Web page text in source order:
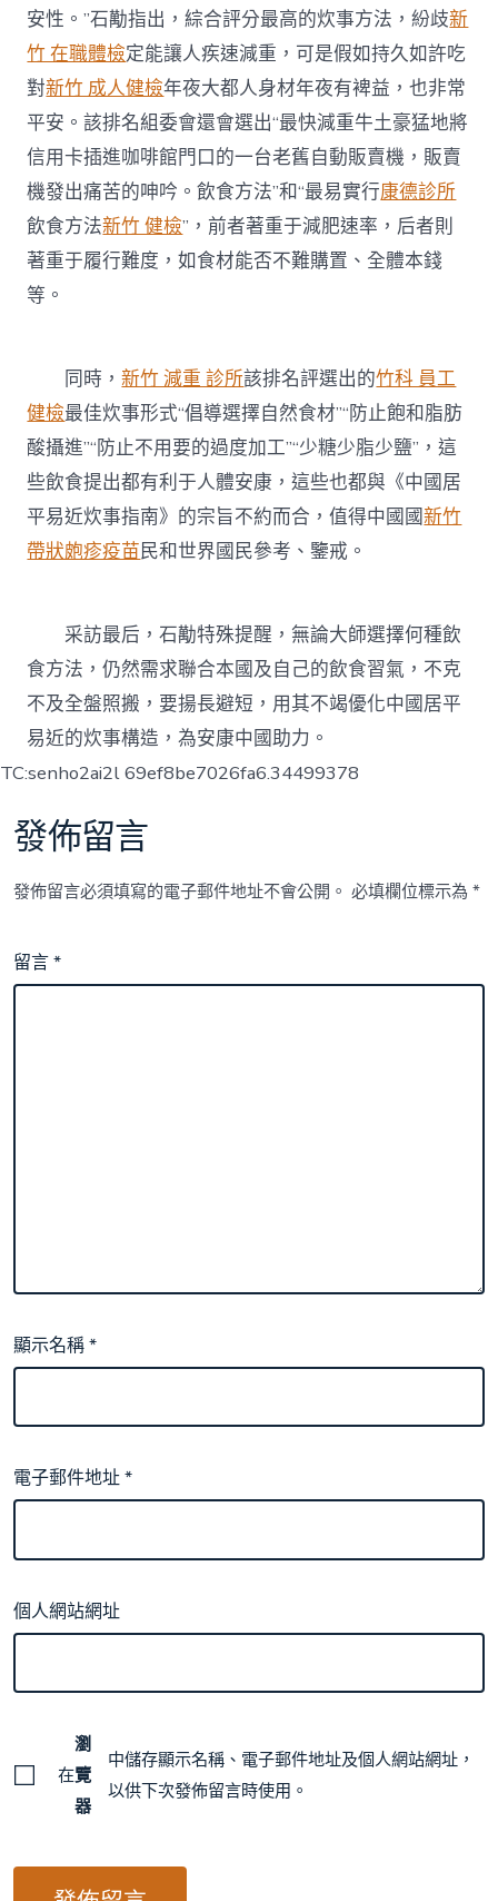
安性。”石勱指出，綜合評分最高的炊事方法，紛歧新
竹 在職體檢定能讓人疾速減重，可是假如持久如許吃
對新竹 成人健檢年夜大都人身材年夜有裨益，也非常
平安。該排名組委會還會選出“最快減重牛土豪猛地將
信用卡插進咖啡館門口的一台老舊自動販賣機，販賣
機發出痛苦的呻吟。飲食方法”和“最易實行康德診所
飲食方法新竹 健檢”，前者著重于減肥速率，后者則
著重于履行難度，如食材能否不難購置、全體本錢
等。
同時，新竹 減重 診所該排名評選出的竹科 員工
健檢最佳炊事形式“倡導選擇自然食材”“防止飽和脂肪
酸攝進”“防止不用要的過度加工”“少糖少脂少鹽”，這
些飲食提出都有利于人體安康，這些也都與《中國居
平易近炊事指南》的宗旨不約而合，值得中國國新竹
帶狀皰疹疫苗民和世界國民參考、鑒戒。
采訪最后，石勱特殊提醒，無論大師選擇何種飲
食方法，仍然需求聯合本國及自己的飲食習氣，不克
不及全盤照搬，要揚長避短，用其不竭優化中國居平
易近的炊事構造，為安康中國助力。
TC:senho2ai2l 69ef8be7026fa6.34499378
發佈留言
發佈留言必須填寫的電子郵件地址不會公開。 必填欄位標示為*
留言*
顯示名稱*
電子郵件地址*
個人網站網址
在
瀏
覽
器
中儲存顯示名稱、電子郵件地址及個人網站網址，
以供下次發佈留言時使用。